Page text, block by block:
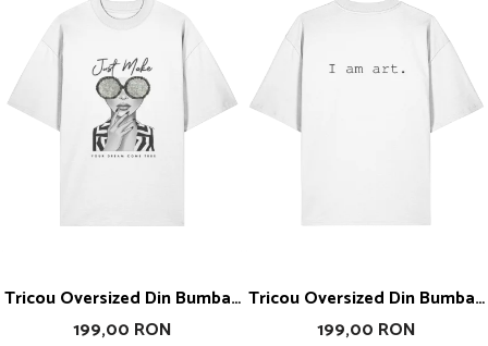
Tricou Oversized Din Bumbac
Organic Just Make Your
199,00 RON
Tricou Oversized Din Bumbac
Organic I Am Art
199,00 RON